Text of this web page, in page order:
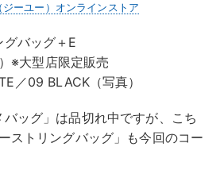
ジーユー）オンラインストア
バッグ＋E
※大型店限定販売
／09 BLACK（写真）
ッグ」は品切れ中ですが、こち
ストリングバッグ」も今回のコー